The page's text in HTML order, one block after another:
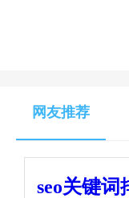
网友推荐
seo关键